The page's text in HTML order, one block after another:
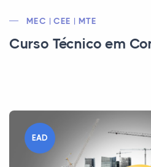
MEC | CEE | MTE
Curso Técnico em
EAD